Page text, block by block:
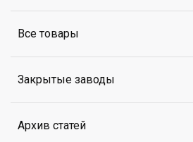
Все товары
Закрытые заводы
Архив статей